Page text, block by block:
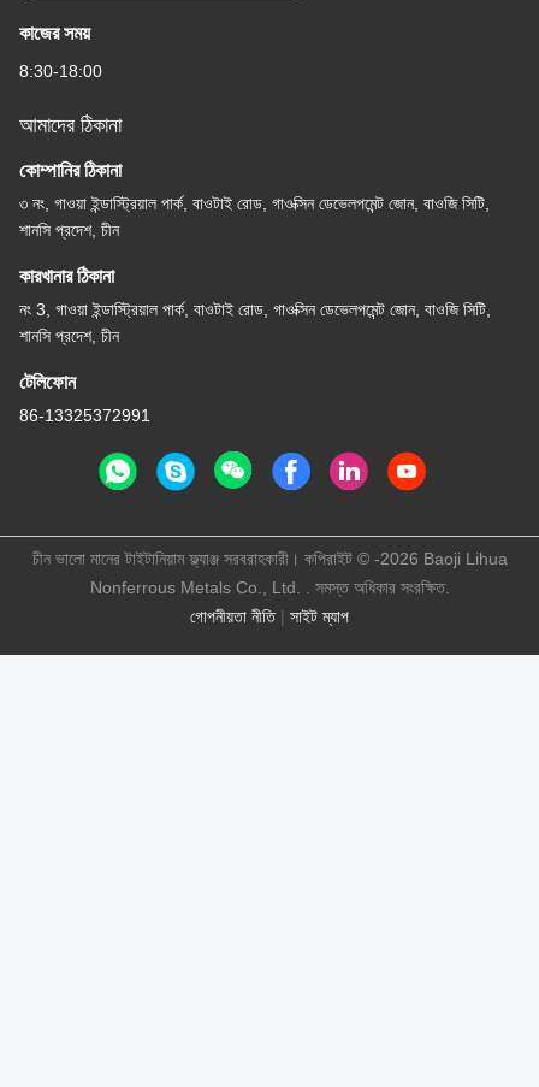
কাজের সময়
8:30-18:00
আমাদের ঠিকানা
কোম্পানির ঠিকানা
৩ নং, গাওয়া ইন্ডাস্ট্রিয়াল পার্ক, বাওটাই রোড, গাওক্সিন ডেভেলপমেন্ট জোন, বাওজি সিটি,
শানসি প্রদেশ, চীন
কারখানার ঠিকানা
নং 3, গাওয়া ইন্ডাস্ট্রিয়াল পার্ক, বাওটাই রোড, গাওক্সিন ডেভেলপমেন্ট জোন, বাওজি সিটি,
শানসি প্রদেশ, চীন
টেলিফোন
86-13325372991
গোপনীয়তা নীতি| সাইট ম্যাপ
চীন ভালো মানের টাইটানিয়াম ফ্ল্যাঞ্জ সরবরাহকারী। কপিরাইট © -2026 Baoji Lihua
Nonferrous Metals Co., Ltd. . সমস্ত অধিকার সংরক্ষিত.